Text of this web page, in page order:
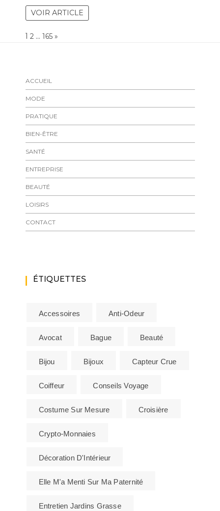
VOIR ARTICLE
Page:
1 2 … 165 NEXT
»
ACCUEIL
MODE
PRATIQUE
BIEN-ÊTRE
SANTÉ
ENTREPRISE
BEAUTÉ
LOISIRS
CONTACT
ÉTIQUETTES
Accessoires Anti-Odeur
Avocat Bague Beauté
Bijou Bijoux Capteur Crue
Coiffeur Conseils Voyage
Costume Sur Mesure Croisière
Crypto-Monnaies
Décoration D'Intérieur
Elle M'a Menti Sur Ma Paternité
Entretien Jardins Grasse